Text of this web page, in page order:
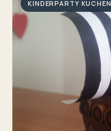
KINDERPARTY KUCHEN